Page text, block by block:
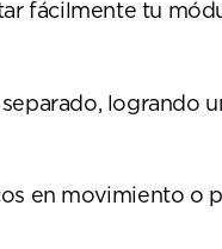
fácilmente tu
logrando
en movimiento o